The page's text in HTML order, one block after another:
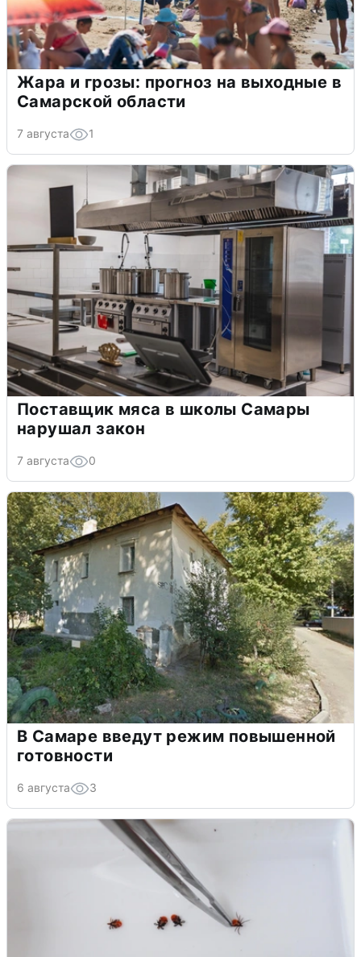
Жара и грозы: прогноз на выходные в
Самарской области
7 августа 1
Поставщик мяса в школы Самары
нарушал закон
7 августа 0
В Самаре введут режим повышенной
готовности
6 августа 3